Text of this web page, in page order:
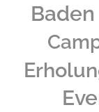
Baden